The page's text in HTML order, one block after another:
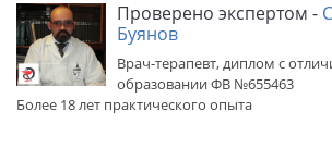
Проверено экспертом -
Буянов
Врач-терапевт, диплом с
образовании ФВ №655463
Более 18 лет практического опыта